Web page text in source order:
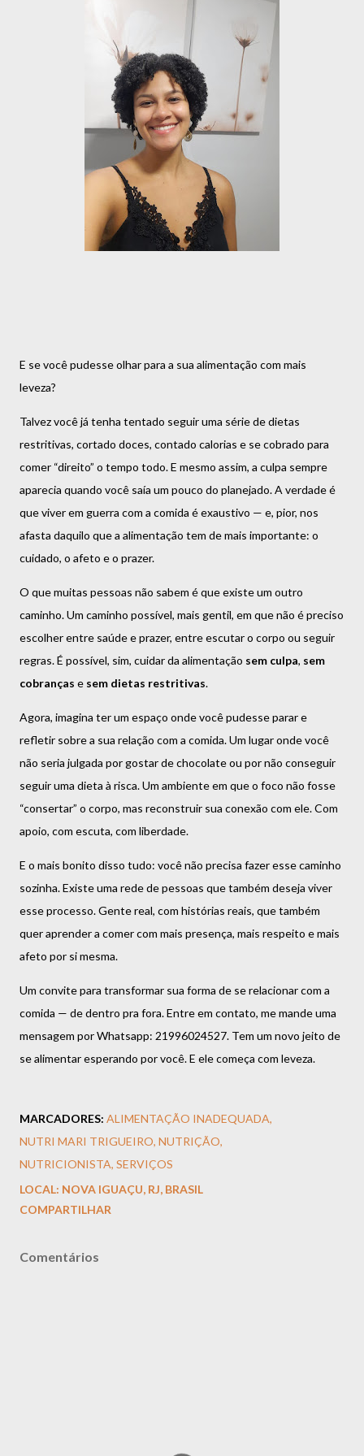
E se você pudesse olhar para a sua alimentação com mais
leveza?
Talvez você já tenha tentado seguir uma série de dietas
restritivas, cortado doces, contado calorias e se cobrado para
comer “direito” o tempo todo. E mesmo assim, a culpa sempre
aparecia quando você saía um pouco do planejado. A verdade é
que viver em guerra com a comida é exaustivo — e, pior, nos
afasta daquilo que a alimentação tem de mais importante: o
cuidado, o afeto e o prazer.
O que muitas pessoas não sabem é que existe um outro
caminho. Um caminho possível, mais gentil, em que não é preciso
escolher entre saúde e prazer, entre escutar o corpo ou seguir
regras. É possível, sim, cuidar da alimentação sem culpa, sem
cobranças e sem dietas restritivas.
Agora, imagina ter um espaço onde você pudesse parar e
refletir sobre a sua relação com a comida. Um lugar onde você
não seria julgada por gostar de chocolate ou por não conseguir
seguir uma dieta à risca. Um ambiente em que o foco não fosse
“consertar” o corpo, mas reconstruir sua conexão com ele. Com
apoio, com escuta, com liberdade.
E o mais bonito disso tudo: você não precisa fazer esse caminho
sozinha. Existe uma rede de pessoas que também deseja viver
esse processo. Gente real, com histórias reais, que também
quer aprender a comer com mais presença, mais respeito e mais
afeto por si mesma.
Um convite para transformar sua forma de se relacionar com a
comida — de dentro pra fora. Entre em contato, me mande uma
mensagem por Whatsapp: 21996024527. Tem um novo jeito de
se alimentar esperando por você. E ele começa com leveza.
MARCADORES: ALIMENTAÇÃO INADEQUADA
NUTRI MARI TRIGUEIRO NUTRIÇÃO
NUTRICIONISTA SERVIÇOS
LOCAL: NOVA IGUAÇU, RJ, BRASIL
COMPARTILHAR
Comentários